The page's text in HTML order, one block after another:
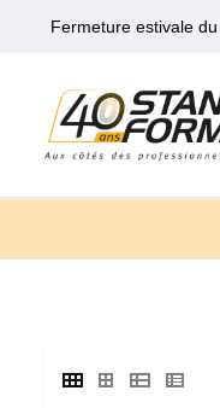
Fermeture estivale